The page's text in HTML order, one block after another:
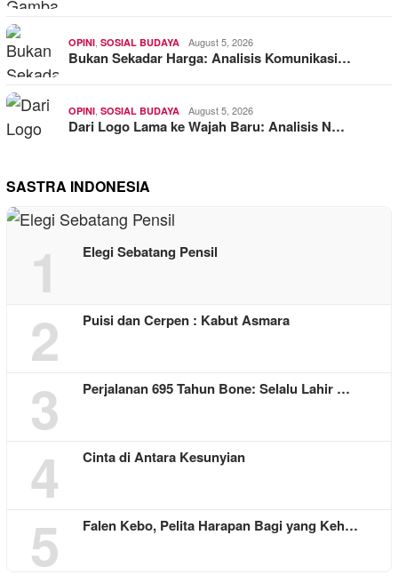
OPINI SOSIAL BUDAYA August 5, 2026
Bukan Sekadar Harga: Analisis Komunikasi…
OPINI SOSIAL BUDAYA August 5, 2026
Dari Logo Lama ke Wajah Baru: Analisis N…
SASTRA INDONESIA
1 Elegi Sebatang Pensil
2 Puisi dan Cerpen : Kabut Asmara
3 Perjalanan 695 Tahun Bone: Selalu Lahir …
4 Cinta di Antara Kesunyian
5 Falen Kebo, Pelita Harapan Bagi yang Keh…